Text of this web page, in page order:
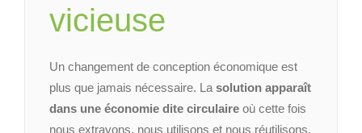
vicieuse
Un changement de conception économique est
plus que jamais nécessaire. La solution apparaît
dans une économie dite circulaire où cette fois
nous extrayons, nous utilisons et nous réutilisons.